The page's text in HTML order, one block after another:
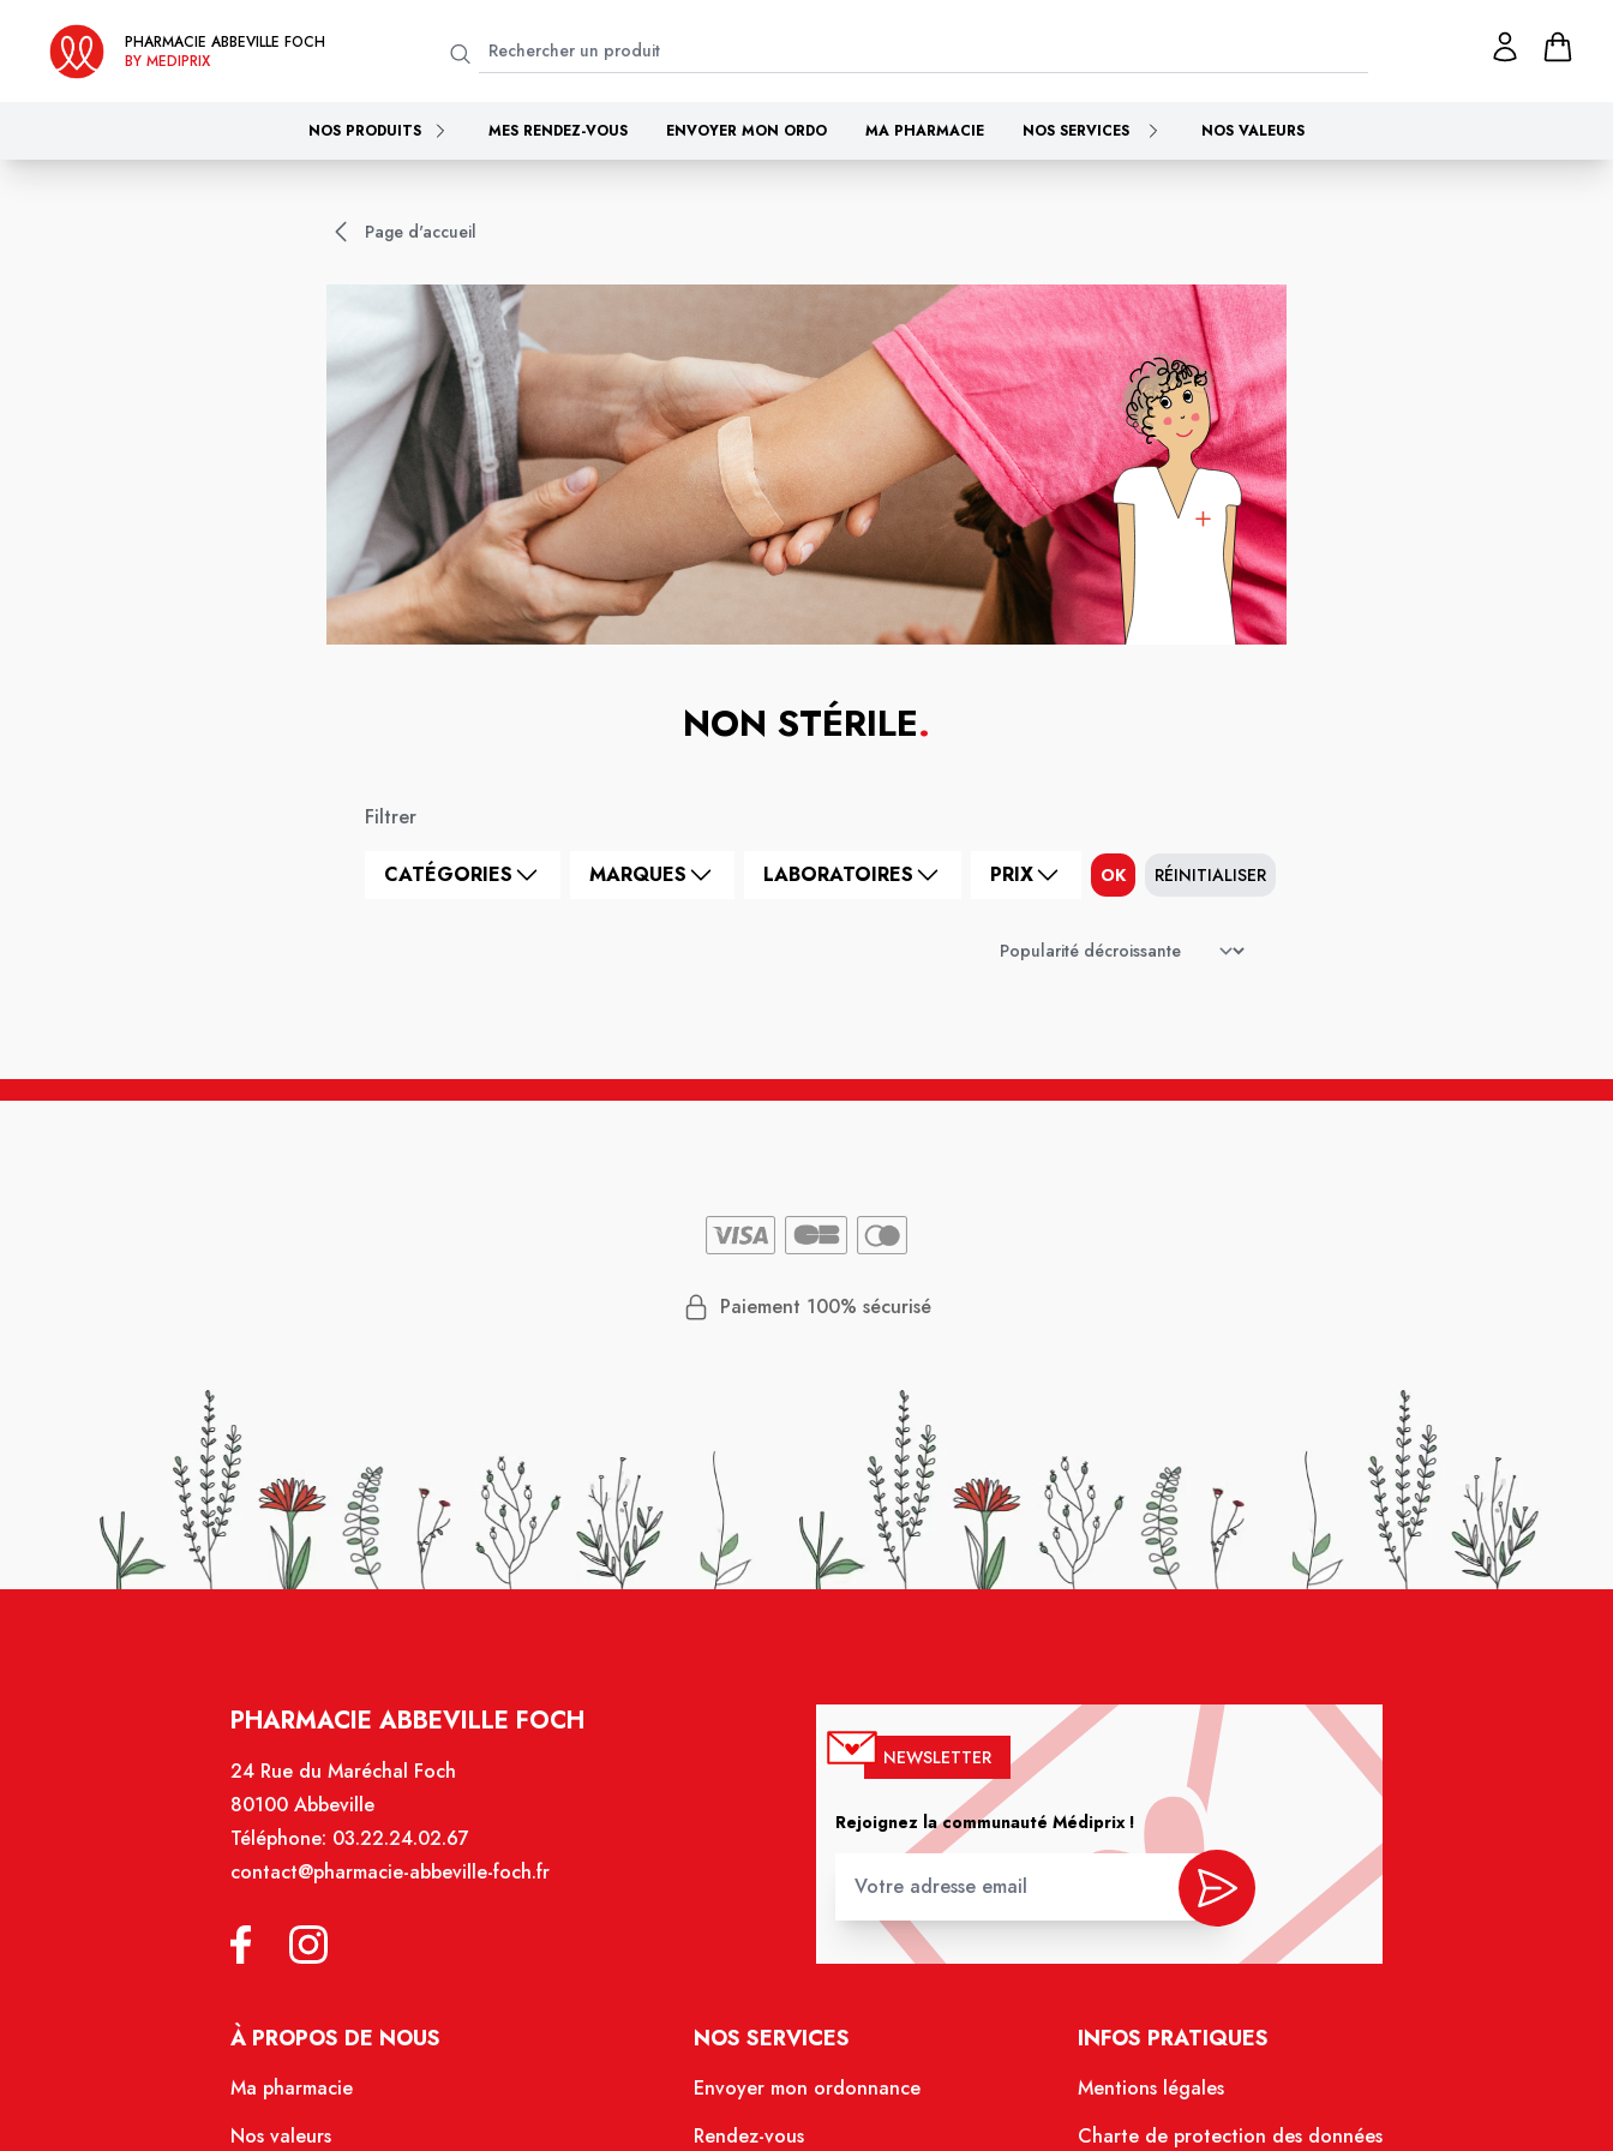
PHARMACIE ABBEVILLE FOCH
BY MEDIPRIX
NOS PRODUITS MES RENDEZ-VOUS ENVOYER MON ORDO MA PHARMACIE NOS SERVICES NOS VALEURS
Page d'accueil
NON STÉRILE.
Filtrer
CATÉGORIES MARQUES LABORATOIRES PRIX OK RÉINITIALISER
Paiement 100% sécurisé
PHARMACIE ABBEVILLE FOCH
24 Rue du Maréchal Foch
80100 Abbeville
Téléphone: 03.22.24.02.67
contact@pharmacie-abbeville-foch.fr
NEWSLETTER
Rejoignez la communauté Médiprix !
À PROPOS DE NOUS
Ma pharmacie
Nos valeurs
NOS SERVICES
Envoyer mon ordonnance
Rendez-vous
INFOS PRATIQUES
Mentions légales
Charte de protection des données